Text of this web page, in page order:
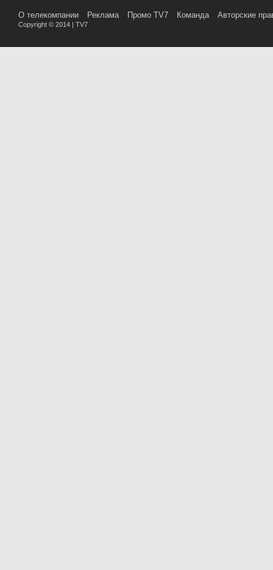
О телекомпании Реклама Промо TV7 Команда Авторские
Copyright © 2014 | TV7